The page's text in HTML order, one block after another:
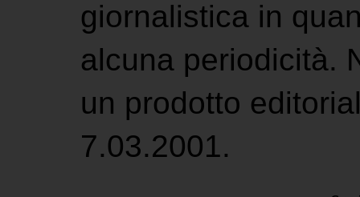
giornalistica in
alcuna periodicità.
un prodotto
7.03.2001.